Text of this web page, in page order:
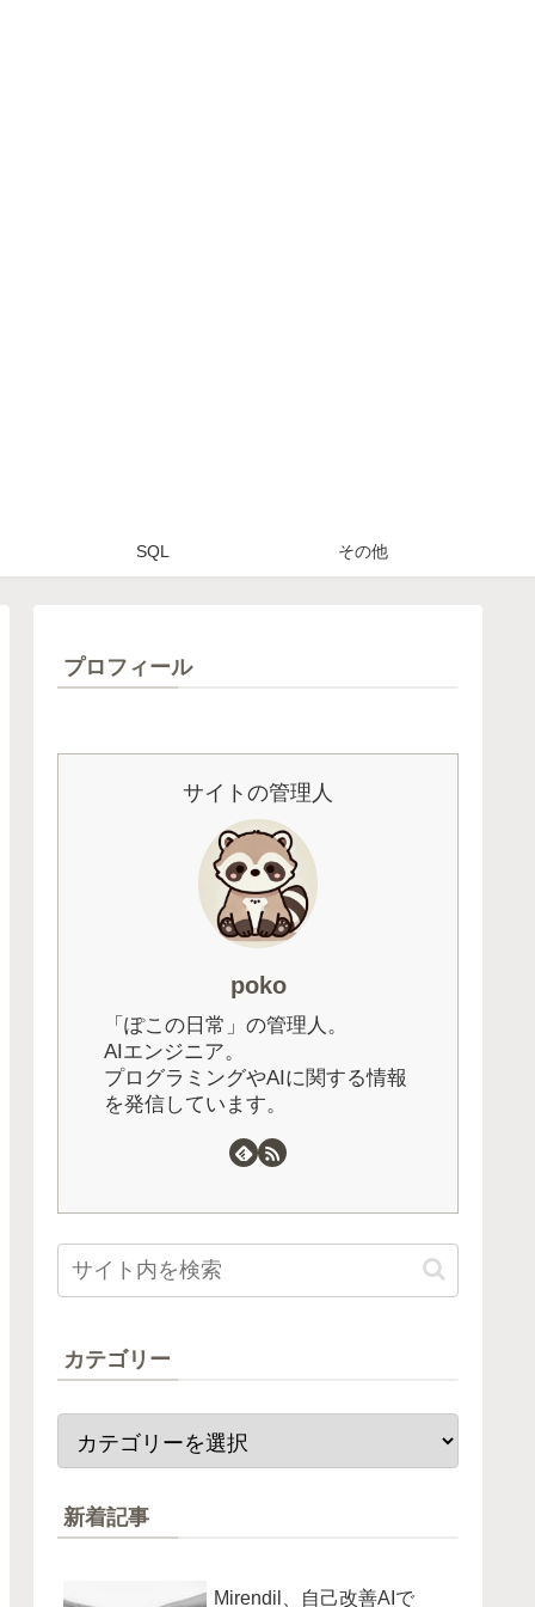
SQL その他
プロフィール
サイトの管理人
poko
「ぽこの日常」の管理人。
AIエンジニア。
プログラミングやAIに関する情報
を発信しています。
カテゴリー
新着記事
Mirendil、自己改善AIで